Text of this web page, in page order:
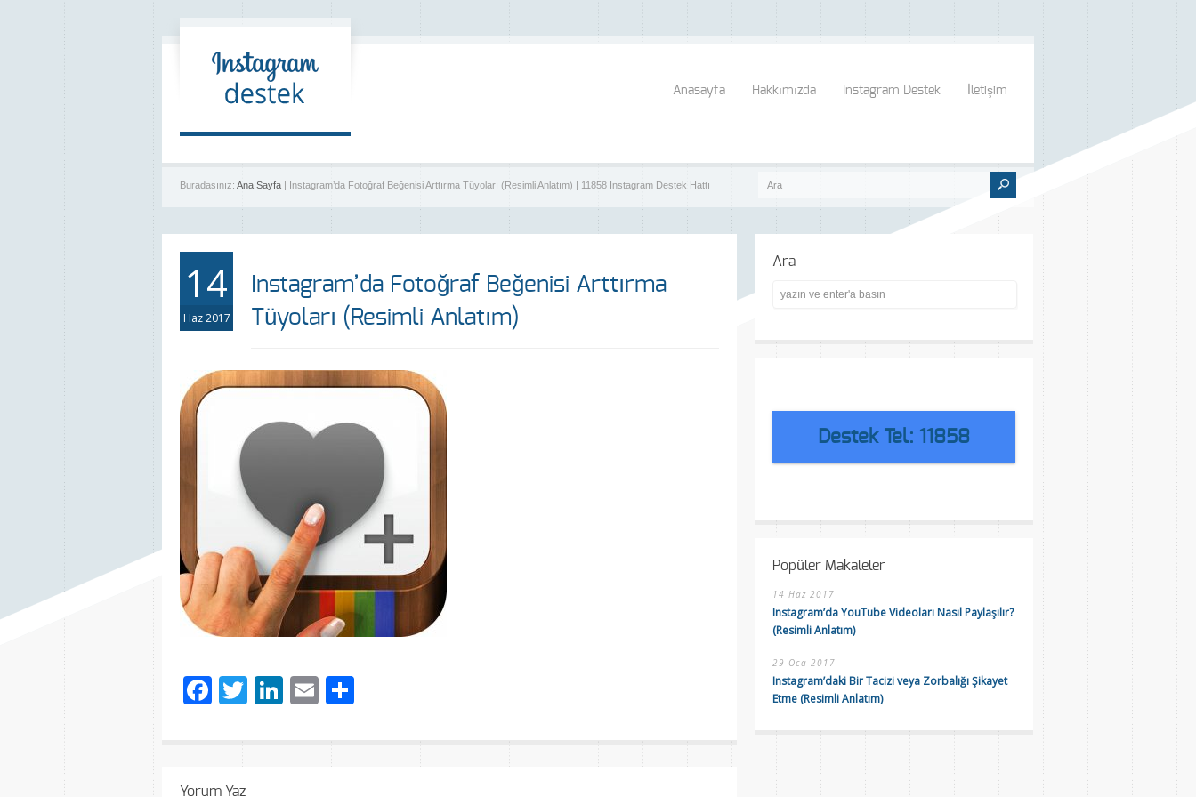
Anasayfa Hakkımızda Instagram Destek İletişim
Buradasınız: Ana Sayfa | Instagram’da Fotoğraf Beğenisi Arttırma Tüyoları (Resimli Anlatım) | 11858 Instagram Destek Hattı
14
Haz 2017
Instagram’da Fotoğraf Beğenisi Arttırma
Tüyoları (Resimli Anlatım)
Facebook
Twitter
LinkedIn
Email
Yorum Yaz
Ara
Destek Tel: 11858
Popüler Makaleler
14 Haz 2017
Instagram’da YouTube Videoları Nasıl Paylaşılır?
(Resimli Anlatım)
29 Oca 2017
Instagram’daki Bir Tacizi veya Zorbalığı Şikayet
Etme (Resimli Anlatım)